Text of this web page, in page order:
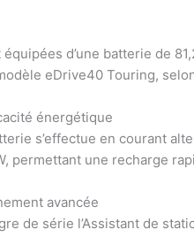
d’une batterie de
eDrive40 Touring,
énergétique
s’effectue en courant
permettant une recharge
avancée
de série l’Assistant de